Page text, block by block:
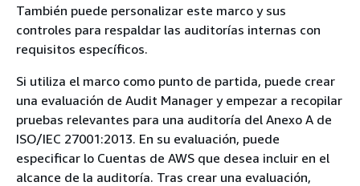
También puede personalizar este marco y sus
controles para respaldar las auditorías internas con
requisitos específicos.
Si utiliza el marco como punto de partida, puede crear
una evaluación de Audit Manager y empezar a recopilar
pruebas relevantes para una auditoría del Anexo A de
ISO/IEC 27001:2013. En su evaluación, puede
especificar lo Cuentas de AWS que desea incluir en el
alcance de la auditoría. Tras crear una evaluación,